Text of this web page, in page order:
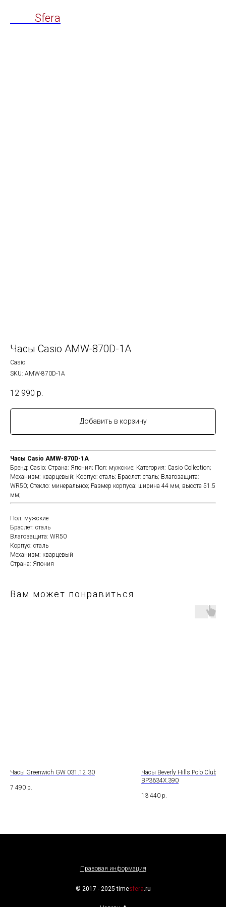
Sfera
Часы Casio AMW-870D-1A
Casio
SKU: AMW-870D-1A
12 990 р.
Добавить в корзину
Часы Casio AMW-870D-1A
Бренд: Casio; Страна: Япония; Пол: мужские; Категория: Casio Collection;
Механизм: кварцевый; Корпус: сталь; Браслет: сталь; Влагозащита:
WR50; Стекло: минеральное; Размер корпуса: ширина 44 мм, высота 51.5
мм;
Пол: мужские
Браслет: сталь
Влагозащита: WR50
Корпус: сталь
Механизм: кварцевый
Страна: Япония
Вам может понравиться
Часы Greenwich GW 031.12.30
7 490 р.
Часы Beverly Hills Polo Club
BP3634X.390
13 440 р.
Правовая информация
© 2017 - 2025 timesfera.ru